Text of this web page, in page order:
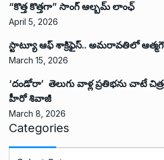
“కొత్త కొత్తగా” సాంగ్ ఆల్బమ్ లాంఛ్
April 5, 2026
స్టాట్యూ ఆఫ్ శాక్రిఫైస్.. అమరావతిలో
March 15, 2026
‘దండోరా’ తెలుగు వాళ్ల ప్రతిభను చాటే
హీరో శివాజీ
March 8, 2026
Categories